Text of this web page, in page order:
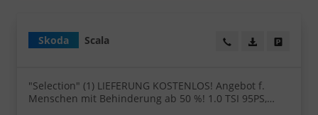
Skoda Scala Wir rufen Sie an!
PDF-Datei,
"Selection" (1) LIEFERUNG KOSTENLOS! Angebot f.
Menschen mit Behinderung ab 50 %! 1.0 TSI 95PS,